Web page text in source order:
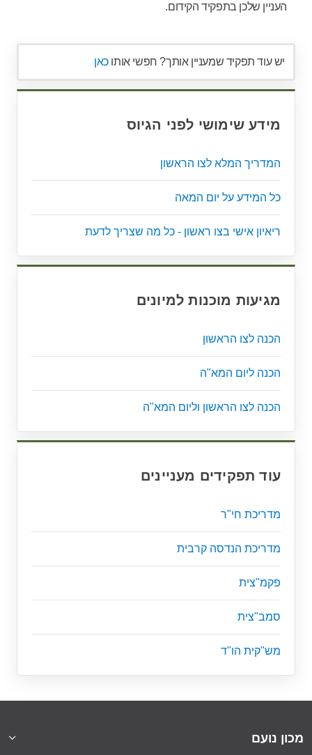
העניין שלכן בתפקיד הקידום.
יש עוד תפקיד שמעניין אותך? חפשי אותוכאן
מידע שימושי לפני הגיוס
המדריך המלא לצו הראשון
כל המידע על יום המאה
ריאיון אישי בצו ראשון - כל מה שצריך לדעת
מגיעות מוכנות למיונים
הכנה לצו הראשון
הכנה ליום המא"ה
הכנה לצו הראשון וליום המא"ה
עוד תפקידים מעניינים
מדריכת חי"ר
מדריכת הנדסה קרבית
פקמ"צית
סמב"צית
מש"קית הו"ד
מכון נועם